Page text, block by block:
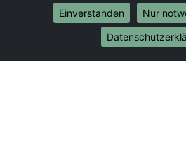
Umzug von Worms nach Bonn
Umzug von Worms nach
Einverstanden
Nur